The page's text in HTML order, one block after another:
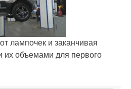
лампочек и заканчивая
их объемами для первого